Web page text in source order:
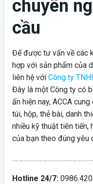
chuyên
cầu
Để được tư vấn về các
hợp với sản phẩm của
liên hệ với Công ty
Đây là một Công ty có
ấn hiện nay, ACCA
túi, hộp, thẻ bài, danh
nhiều kỹ thuật tiên tiến,
của bạn theo đúng yêu
Hotline 24/7: